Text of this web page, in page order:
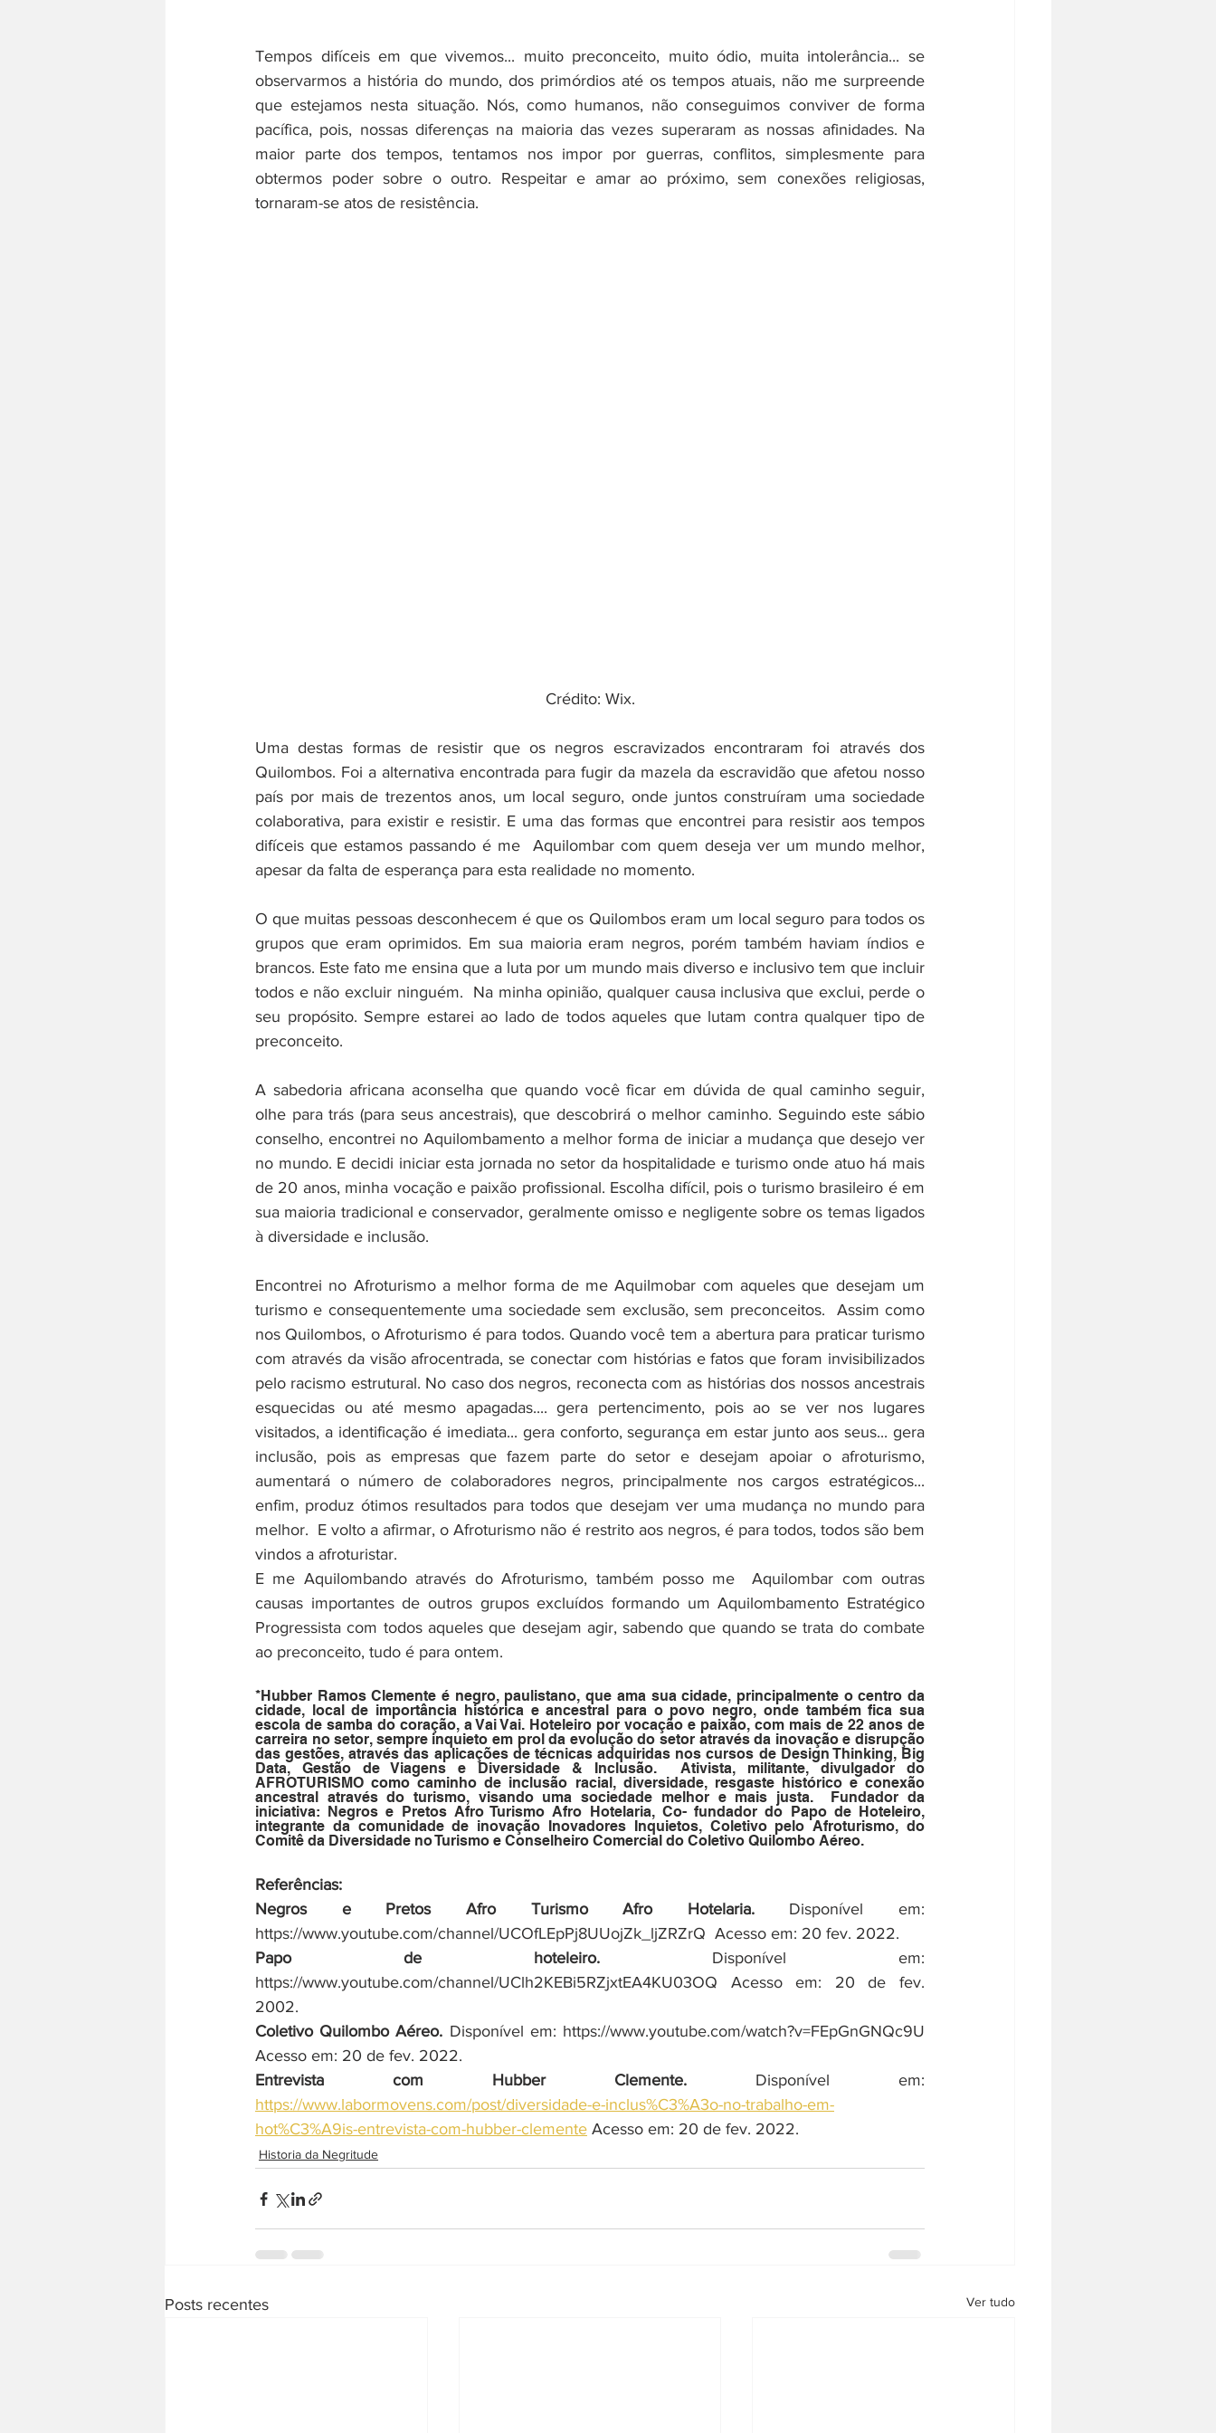
História do trabalho Literatura
Tempos difíceis em que vivemos... muito preconceito, muito ódio, muita intolerância... se
observarmos a história do mundo, dos primórdios até os tempos atuais, não me surpreende
que estejamos nesta situação. Nós, como humanos, não conseguimos conviver de forma
pacífica, pois, nossas diferenças na maioria das vezes superaram as nossas afinidades. Na
maior parte dos tempos, tentamos nos impor por guerras, conflitos, simplesmente para
obtermos poder sobre o outro. Respeitar e amar ao próximo, sem conexões religiosas,
tornaram-se atos de resistência.
Crédito: Wix.
Uma destas formas de resistir que os negros escravizados encontraram foi através dos
Quilombos. Foi a alternativa encontrada para fugir da mazela da escravidão que afetou nosso
país por mais de trezentos anos, um local seguro, onde juntos construíram uma sociedade
colaborativa, para existir e resistir. E uma das formas que encontrei para resistir aos tempos
difíceis que estamos passando é me  Aquilombar com quem deseja ver um mundo melhor,
apesar da falta de esperança para esta realidade no momento.
O que muitas pessoas desconhecem é que os Quilombos eram um local seguro para todos os
grupos que eram oprimidos. Em sua maioria eram negros, porém também haviam índios e
brancos. Este fato me ensina que a luta por um mundo mais diverso e inclusivo tem que incluir
todos e não excluir ninguém.  Na minha opinião, qualquer causa inclusiva que exclui, perde o
seu propósito. Sempre estarei ao lado de todos aqueles que lutam contra qualquer tipo de
preconceito.
A sabedoria africana aconselha que quando você ficar em dúvida de qual caminho seguir,
olhe para trás (para seus ancestrais), que descobrirá o melhor caminho. Seguindo este sábio
conselho, encontrei no Aquilombamento a melhor forma de iniciar a mudança que desejo ver
no mundo. E decidi iniciar esta jornada no setor da hospitalidade e turismo onde atuo há mais
de 20 anos, minha vocação e paixão profissional. Escolha difícil, pois o turismo brasileiro é em
sua maioria tradicional e conservador, geralmente omisso e negligente sobre os temas ligados
à diversidade e inclusão.
Encontrei no Afroturismo a melhor forma de me Aquilmobar com aqueles que desejam um
turismo e consequentemente uma sociedade sem exclusão, sem preconceitos.  Assim como
nos Quilombos, o Afroturismo é para todos. Quando você tem a abertura para praticar turismo
com através da visão afrocentrada, se conectar com histórias e fatos que foram invisibilizados
pelo racismo estrutural. No caso dos negros, reconecta com as histórias dos nossos ancestrais
esquecidas ou até mesmo apagadas.... gera pertencimento, pois ao se ver nos lugares
visitados, a identificação é imediata... gera conforto, segurança em estar junto aos seus... gera
inclusão, pois as empresas que fazem parte do setor e desejam apoiar o afroturismo,
aumentará o número de colaboradores negros, principalmente nos cargos estratégicos...
enfim, produz ótimos resultados para todos que desejam ver uma mudança no mundo para
melhor.  E volto a afirmar, o Afroturismo não é restrito aos negros, é para todos, todos são bem
vindos a afroturistar.
E me Aquilombando através do Afroturismo, também posso me  Aquilombar com outras
causas importantes de outros grupos excluídos formando um Aquilombamento Estratégico
Progressista com todos aqueles que desejam agir, sabendo que quando se trata do combate
ao preconceito, tudo é para ontem.
*Hubber Ramos Clemente é negro, paulistano, que ama sua cidade, principalmente o centro da
cidade, local de importância histórica e ancestral para o povo negro, onde também fica sua
escola de samba do coração, a Vai Vai. Hoteleiro por vocação e paixão, com mais de 22 anos de
carreira no setor, sempre inquieto em prol da evolução do setor através da inovação e disrupção
das gestões, através das aplicações de técnicas adquiridas nos cursos de Design Thinking, Big
Data, Gestão de Viagens e Diversidade & Inclusão.  Ativista, militante, divulgador do
AFROTURISMO como caminho de inclusão racial, diversidade, resgaste histórico e conexão
ancestral através do turismo, visando uma sociedade melhor e mais justa.  Fundador da
iniciativa: Negros e Pretos Afro Turismo Afro Hotelaria, Co- fundador do Papo de Hoteleiro,
integrante da comunidade de inovação Inovadores Inquietos, Coletivo pelo Afroturismo, do
Comitê da Diversidade no Turismo e Conselheiro Comercial do Coletivo Quilombo Aéreo.
Referências:
Negros e Pretos Afro Turismo Afro Hotelaria. Disponível em:
https://www.youtube.com/channel/UCOfLEpPj8UUojZk_ljZRZrQ  Acesso em: 20 fev. 2022.
Papo de hoteleiro. Disponível em:
https://www.youtube.com/channel/UClh2KEBi5RZjxtEA4KU03OQ Acesso em: 20 de fev.
2002.
Coletivo Quilombo Aéreo. Disponível em: https://www.youtube.com/watch?v=FEpGnGNQc9U
Acesso em: 20 de fev. 2022.
Entrevista com Hubber Clemente.
https://www.labormovens.com/post/diversidade-e-inclus%C3%A3o-no-trabalho-em-
hot%C3%A9is-entrevista-com-hubber-clemente Acesso em: 20 de fev. 2022.
Historia da Negritude
Posts recentes Ver tudo